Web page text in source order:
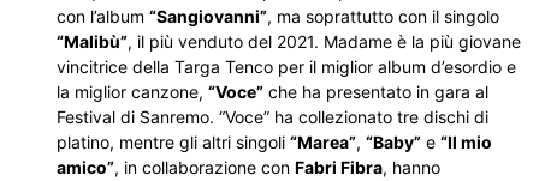
con l’album “Sangiovanni”, ma soprattutto con il singolo
“Malibù”, il più venduto del 2021. Madame è la più giovane
vincitrice della Targa Tenco per il miglior album d’esordio e
la miglior canzone, “Voce” che ha presentato in gara al
Festival di Sanremo. “Voce” ha collezionato tre dischi di
platino, mentre gli altri singoli “Marea”, “Baby” e “Il mio
amico”, in collaborazione con Fabri Fibra, hanno